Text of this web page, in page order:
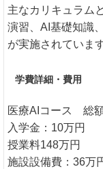
主なカリキュラム
演習、AI基礎知識
が実施されています
学費詳細・費用
医療AIコース 総
入学金：10万円
授業料148万円
施設設備費：36万